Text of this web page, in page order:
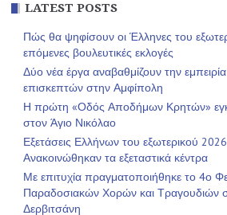
LATEST POSTS
Πώς θα ψηφίσουν οι Έλληνες του
επόμενες βουλευτικές εκλογές
Δύο νέα έργα αναβαθμίζουν την
επισκεπτών στην Αμφίπολη
Η πρώτη «Οδός Αποδήμων Κρητών»
στον Άγιο Νικόλαο
Εξετάσεις Ελλήνων του εξωτερικού
Ανακοινώθηκαν τα εξεταστικά κέντρα
Με επιτυχία πραγματοποιήθηκε το 4ο
Παραδοσιακών Χορών και Τραγουδιών
Δερβιτσάνη